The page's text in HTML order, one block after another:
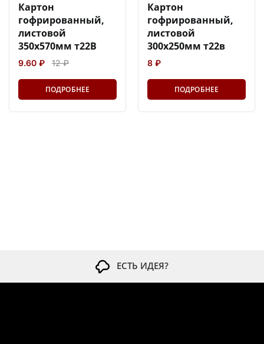
Картон
гофрированный,
листовой
350х570мм т22В
9.60 ₽ 12 ₽
ПОДРОБНЕЕ
Картон
гофрированный,
листовой
300х250мм т22в
8 ₽
ПОДРОБНЕЕ
ЕСТЬ ИДЕЯ?